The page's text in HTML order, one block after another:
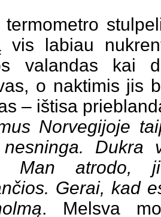
termometro
vis labiau
valandas kai
o naktimis jis
– ištisa
Norvegijoje
Dukra
Man atrodo,
Gerai, kad
. Melsva